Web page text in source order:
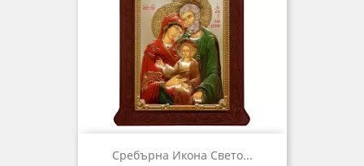
Сребърна Икона Свето...